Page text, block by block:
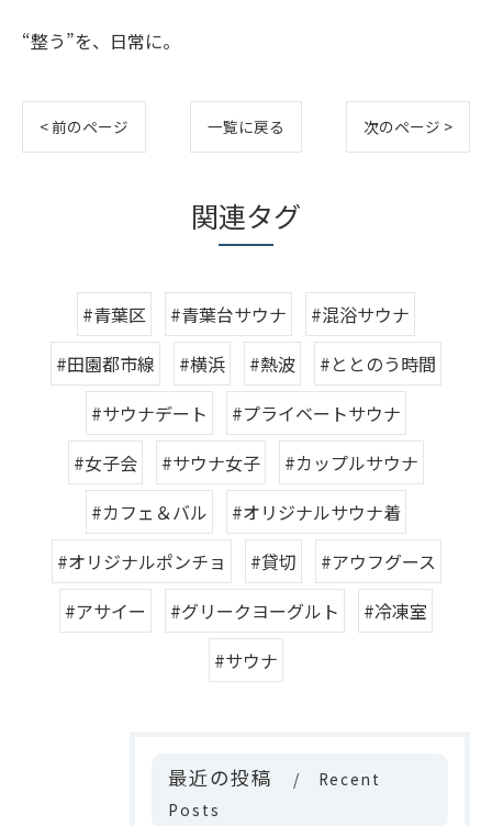
“整う”を、日常に。
< 前のページ 一覧に戻る 次のページ >
関連タグ
#青葉区 #青葉台サウナ
#混浴サウナ
#田園都市線
#横浜 #熱波
#ととのう時間
#サウナデート
#プライベートサウナ
#女子会
#サウナ女子
#カップルサウナ
#カフェ＆バル
#オリジナルサウナ着
#オリジナルポンチョ
#貸切
#アウフグース
#アサイー
#グリークヨーグルト
#冷凍室
#サウナ
最近の投稿
Recent
Posts